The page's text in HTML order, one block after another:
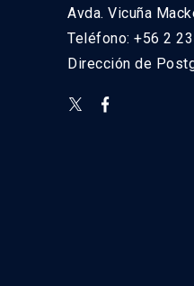
Avda. Vicuña
Teléfono: +56 2
Dirección de